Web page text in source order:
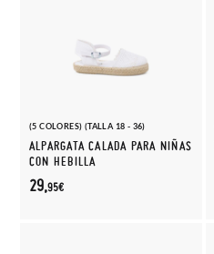
(5 COLORES) (TALLA 18 - 36)
ALPARGATA CALADA PARA NIÑAS
CON HEBILLA
29,95€